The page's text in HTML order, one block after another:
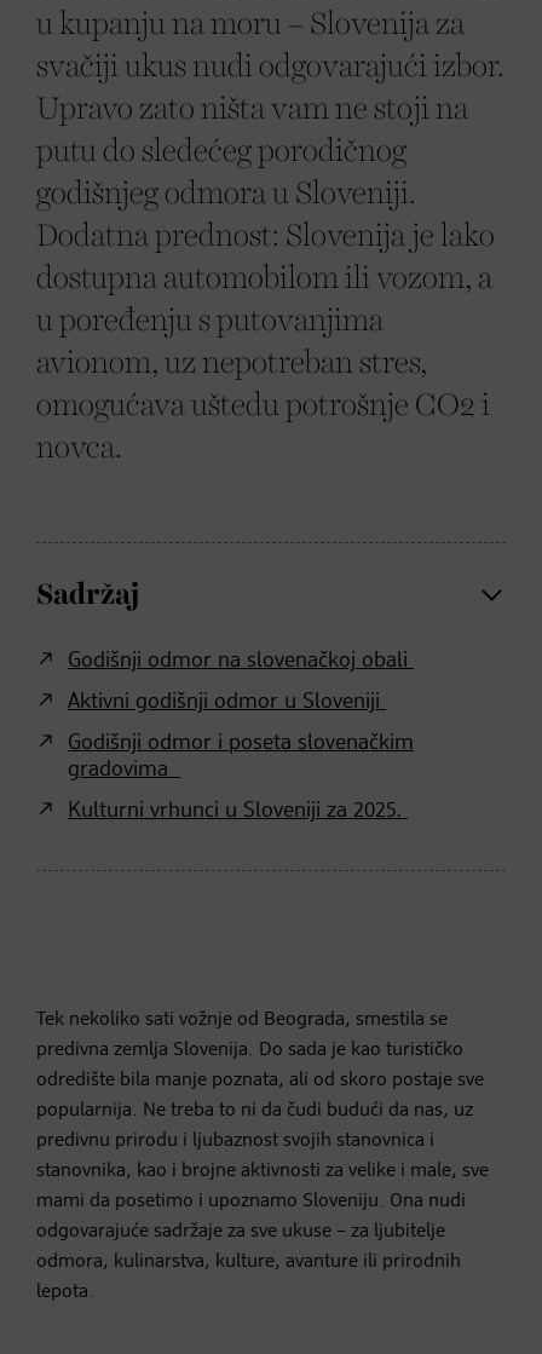
u kupanju na moru – Slovenija za
svačiji ukus nudi odgovarajući izbor.
Upravo zato ništa vam ne stoji na
putu do sledećeg porodičnog
godišnjeg odmora u Sloveniji.
Dodatna prednost: Slovenija je lako
dostupna automobilom ili vozom, a
u poređenju s putovanjima
avionom, uz nepotreban stres,
omogućava uštedu potrošnje CO2 i
novca.
Sadržaj
Godišnji odmor na slovenačkoj obali
Aktivni godišnji odmor u Sloveniji
Godišnji odmor i poseta slovenačkim
gradovima
Kulturni vrhunci u Sloveniji za 2025.
Tek nekoliko sati vožnje od Beograda, smestila se
predivna zemlja Slovenija. Do sada je kao turističko
odredište bila manje poznata, ali od skoro postaje sve
popularnija. Ne treba to ni da čudi budući da nas, uz
predivnu prirodu i ljubaznost svojih stanovnica i
stanovnika, kao i brojne aktivnosti za velike i male, sve
mami da posetimo i upoznamo Sloveniju. Ona nudi
odgovarajuće sadržaje za sve ukuse – za ljubitelje
odmora, kulinarstva, kulture, avanture ili prirodnih
lepota.